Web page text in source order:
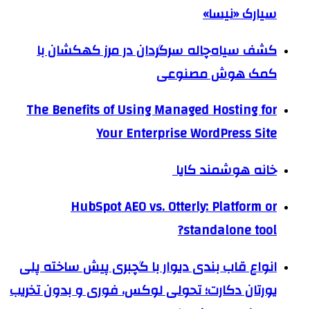
سیارک «نیسا»
کشف سیاه‌چاله سرگردان در مرز کهکشان با
کمک هوش مصنوعی
The Benefits of Using Managed Hosting for
Your Enterprise WordPress Site
خانه هوشمند کایا
HubSpot AEO vs. Otterly: Platform or
standalone tool?
انواع قاب بندی دیوار با گچبری پیش ساخته پلی
یورتان دکارت؛ تحولی لوکس، فوری و بدون تخریب